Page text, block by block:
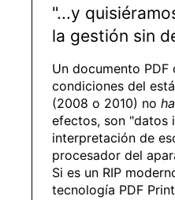
"...y
la gestión sin
Un documento PDF
condiciones del
(2008 o 2010) no
efectos, son "datos
interpretación de
procesador del
Si es un RIP
tecnología PDF